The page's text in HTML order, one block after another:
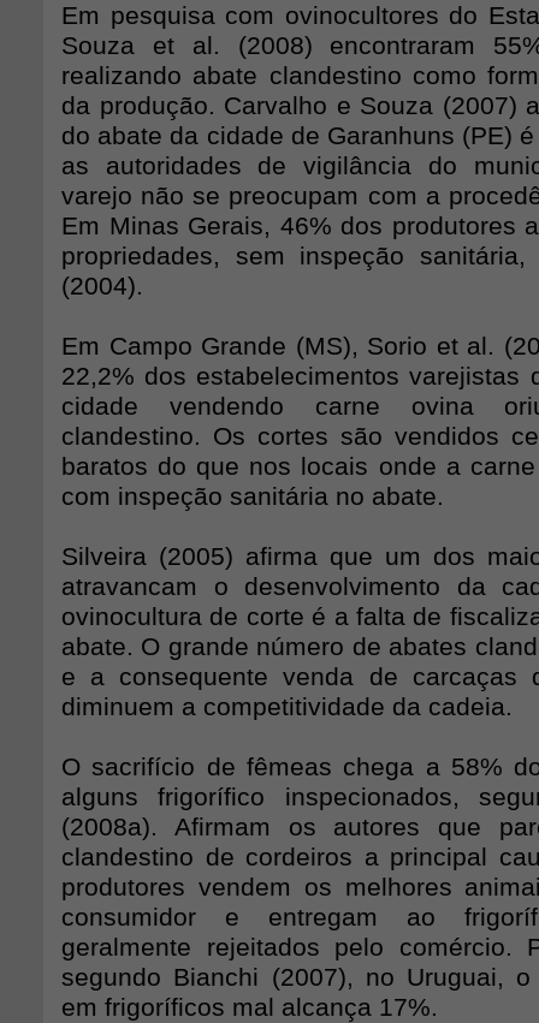
Em pesquisa com ovinocultores do
Souza et al. (2008) encontraram
realizando abate clandestino como
da produção. Carvalho e Souza (2007)
do abate da cidade de Garanhuns (PE)
as autoridades de vigilância do
varejo não se preocupam com a
Em Minas Gerais, 46% dos produtores
propriedades, sem inspeção sanitária,
(2004).
Em Campo Grande (MS), Sorio et al.
22,2% dos estabelecimentos varejistas
cidade vendendo carne ovina
clandestino. Os cortes são vendidos
baratos do que nos locais onde a
com inspeção sanitária no abate.
Silveira (2005) afirma que um dos
atravancam o desenvolvimento da
ovinocultura de corte é a falta de
abate. O grande número de abates
e a consequente venda de carcaças
diminuem a competitividade da cadeia.
O sacrifício de fêmeas chega a 58%
alguns frigorífico inspecionados,
(2008a). Afirmam os autores que
clandestino de cordeiros a principal
produtores vendem os melhores
consumidor e entregam ao
geralmente rejeitados pelo comércio.
segundo Bianchi (2007), no Uruguai,
em frigoríficos mal alcança 17%.